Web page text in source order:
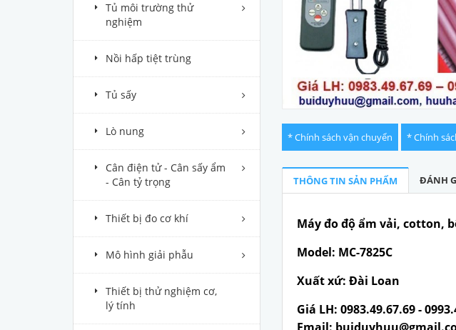
Tủ môi trường thử
nghiệm
Nồi hấp tiệt trùng
Tủ sấy
Lò nung
Cân điện tử - Cân sấy ẩm
- Cân tỷ trọng
Thiết bị đo cơ khí
Mô hình giải phẫu
Thiết bị thử nghiệm cơ,
lý tính
* Chính sách vận chuyển * Chính
THÔNG TIN SẢN PHẨM ĐÁNH
Máy đo độ ẩm vải, cotton,
Model: MC-7825C
Xuất xứ: Đài Loan
Giá LH: 0983.49.67.69 -